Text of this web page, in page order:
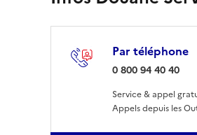
Par téléphone
: 0 800 94 40 40
0 800 94 40 40
Service & appel
Appels depuis les